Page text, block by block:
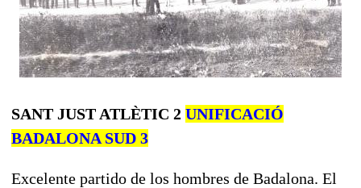
SANT JUST ATLÈTIC 2 UNIFICACIÓ
BADALONA SUD 3
Excelente partido de los hombres de Badalona. El